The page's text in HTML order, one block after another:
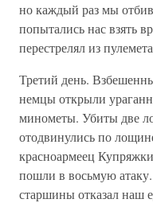
но каждый раз мы
попытались нас взять
перестрелял из
Третий день.
немцы открыли
минометы. Убиты две
отодвинулись по
красноармеец
пошли в восьмую
старшины отказал наш